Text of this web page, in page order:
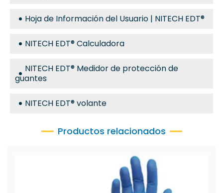
Hoja de Información del Usuario | NITECH EDT®
NITECH EDT® Calculadora
NITECH EDT® Medidor de protección de
guantes
NITECH EDT® volante
Productos relacionados